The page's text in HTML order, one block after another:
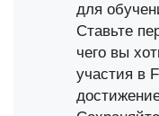
для
Ставьте
чего вы
участия в